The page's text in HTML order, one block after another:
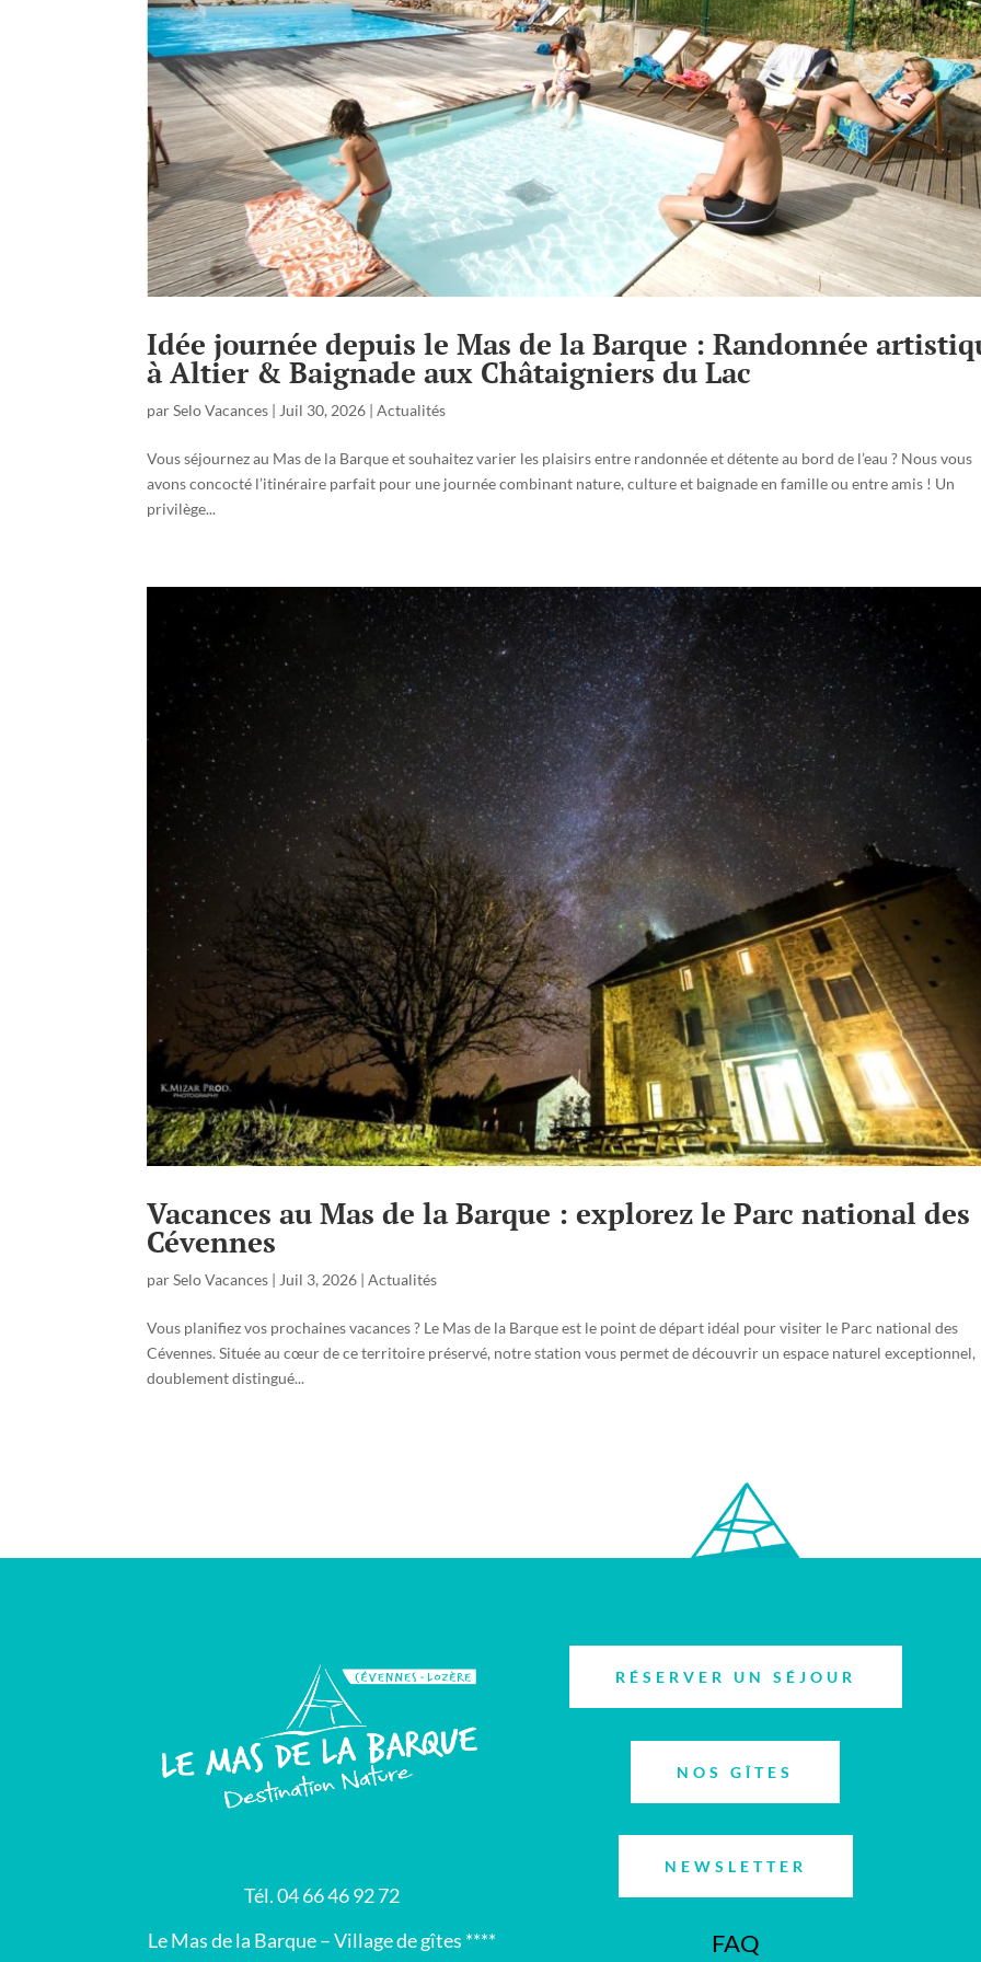
Idée journée depuis le Mas de la Barque : Randonnée
à Altier & Baignade aux Châtaigniers du Lac
parSelo Vacances | Juil 30, 2026 |Actualités
Vous séjournez au Mas de la Barque et souhaitez varier les plaisirs entre randonnée et détente au bord de l’eau ? Nous vous
avons concocté l’itinéraire parfait pour une journée combinant nature, culture et baignade en famille ou entre amis ! Un
privilège...
Vacances au Mas de la Barque : explorez le Parc national des
Cévennes
parSelo Vacances | Juil 3, 2026 |Actualités
Vous planifiez vos prochaines vacances ? Le Mas de la Barque est le point de départ idéal pour visiter le Parc national des
Cévennes. Située au cœur de ce territoire préservé, notre station vous permet de découvrir un espace naturel exceptionnel,
doublement distingué...
Tél. 04 66 46 92 72
Le Mas de la Barque – Village de gîtes ****
RÉSERVER UN SÉJOUR
NOS GÎTES
NEWSLETTER
FAQ